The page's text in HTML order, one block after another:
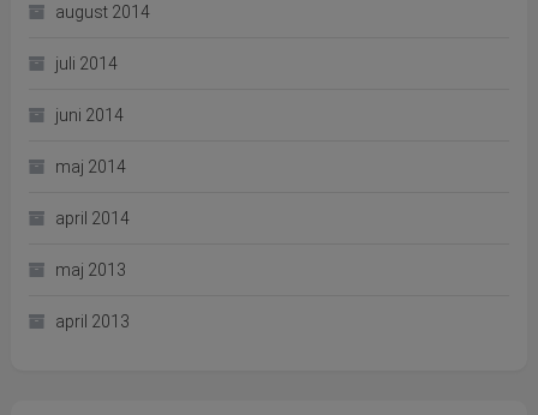
august 2014
juli 2014
juni 2014
maj 2014
april 2014
maj 2013
april 2013